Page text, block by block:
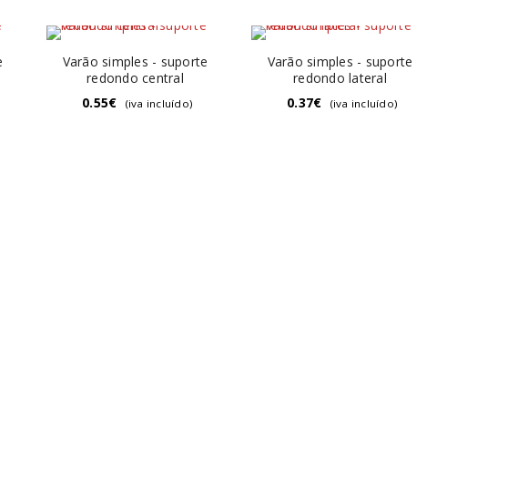
Varão simples - suporte
redondo central
0.55€ (iva incluído)
Varão simples - suporte
redondo lateral
0.37€ (iva incluído)